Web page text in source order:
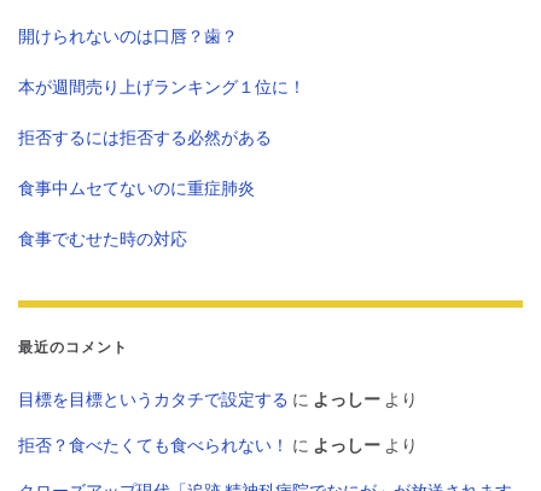
開けられないのは口唇？歯？
本が週間売り上げランキング１位に！
拒否するには拒否する必然がある
食事中ムセてないのに重症肺炎
食事でむせた時の対応
最近のコメント
目標を目標というカタチで設定する に よっしー より
拒否？食べたくても食べられない！ に よっしー より